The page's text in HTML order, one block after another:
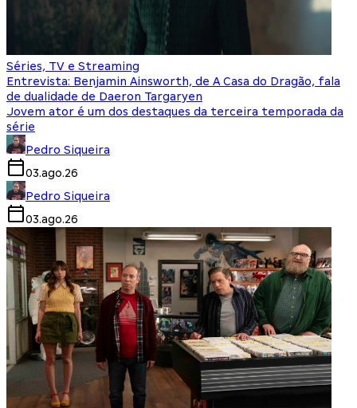
Séries, TV e Streaming
Entrevista: Benjamin Ainsworth, de A Casa do Dragão, fala
de dualidade de Daeron Targaryen
Jovem ator é um dos destaques da terceira temporada da
série
Pedro Siqueira
03.ago.26
Pedro Siqueira
03.ago.26